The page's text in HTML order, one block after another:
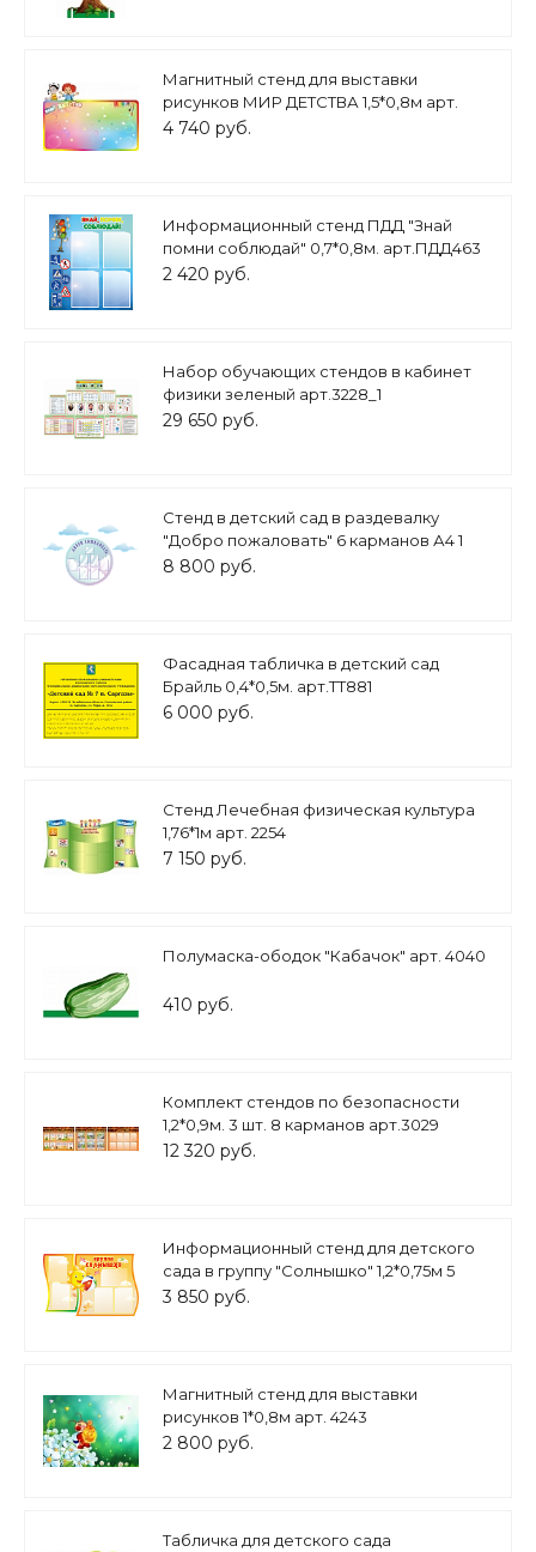
Магнитный стенд для выставки
рисунков МИР ДЕТСТВА 1,5*0,8м арт.
4334
4 740 руб.
Информационный стенд ПДД "Знай
помни соблюдай" 0,7*0,8м. арт.ПДД463
2 420 руб.
Набор обучающих стендов в кабинет
физики зеленый арт.3228_1
29 650 руб.
Стенд в детский сад в раздевалку
"Добро пожаловать" 6 карманов А4 1
карман А5 1,3*1,3м. облака 0,8*0,3м.
8 800 руб.
Фасадная табличка в детский сад
Брайль 0,4*0,5м. арт.ТТ881
6 000 руб.
Стенд Лечебная физическая культура
1,76*1м арт. 2254
7 150 руб.
Полумаска-ободок "Кабачок" арт. 4040
410 руб.
Комплект стендов по безопасности
1,2*0,9м. 3 шт. 8 карманов арт.3029
12 320 руб.
Информационный стенд для детского
сада в группу "Солнышко" 1,2*0,75м 5
карманов А4 арт.ДС1039
3 850 руб.
Магнитный стенд для выставки
рисунков 1*0,8м арт. 4243
2 800 руб.
Табличка для детского сада